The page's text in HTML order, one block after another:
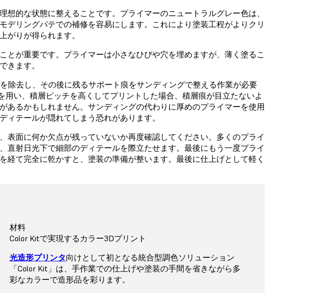
想的な状態に整えることです。プライマーのニュートラルグレー色は、
デリングパテでの補修を容易にします。これにより塗装工程がよりクリ
がりが得られます。
とが重要です。プライマーは小さなひびや穴を埋めますが、薄く塗るこ
きます。
除去し、その後に残るサポート痕をサンディングで整える作業が必要
用い、積層ピッチを高くしてプリントした場合、積層痕が目立たないよ
あるかもしれません。サンディングの代わりに厚めのプライマーを使用
テールが隠れてしまう恐れがあります。
表面に何か欠点が残っていないか再度確認してください。多くのプライ
直射日光下で細部のディテールを際立たせます。最後にもう一度プライ
経て完全に乾かすと、塗装の準備が整います。最後に仕上げとして軽く
材料
Color Kitで実現するカラー3Dプリント
光造形プリンタ向けとして初となる統合型調色ソリューション
「Color Kit」は、手作業での仕上げや塗装の手間を省きながら多
彩なカラーで造形品を彩ります。